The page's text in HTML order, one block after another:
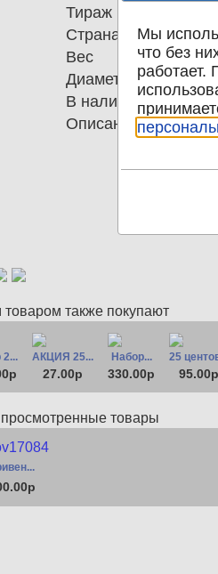
Тираж
Страна
Украина
Вес
16.54
Диаметр
35.00
В наличии 3
Описание 5 гривен
товаром также покупают
2... АКЦИЯ 25...
27.00р
Набор...
330.00р
25
95.00р
товары
Мы
что без
работает.